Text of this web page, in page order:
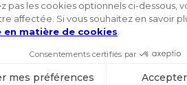
15 x 21 cm